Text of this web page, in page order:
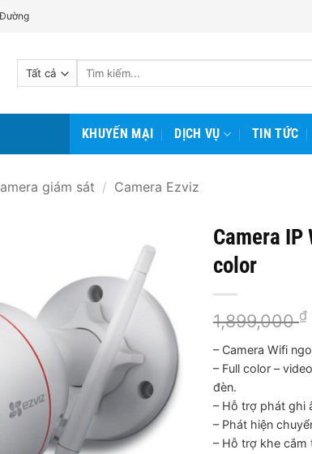
Tìm
KHUYẾN MẠI DỊCH VỤ TIN TỨC
giám sát / Camera Ezviz
Camera IP
color
1,899,000₫
– Camera Wifi
– Full color –
đèn.
– Hỗ trợ phát ghi
– Phát hiện
– Hỗ trợ khe cắm